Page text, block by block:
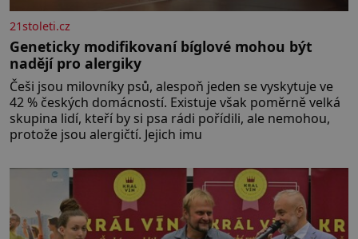
21stoleti.cz
Geneticky modifikovaní bíglové mohou být
nadějí pro alergiky
Češi jsou milovníky psů, alespoň jeden se vyskytuje ve
42 % českých domácností. Existuje však poměrně velká
skupina lidí, kteří by si psa rádi pořídili, ale nemohou,
protože jsou alergičtí. Jejich imu